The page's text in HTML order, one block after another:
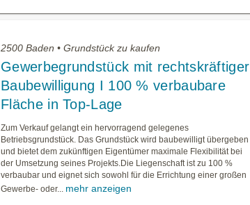
2500 Baden • Grundstück zu kaufen
Gewerbegrundstück mit rechtskräftiger
Baubewilligung I 100 % verbaubare
Fläche in Top-Lage
Zum Verkauf gelangt ein hervorragend gelegenes
Betriebsgrundstück. Das Grundstück wird baubewilligt übergeben
und bietet dem zukünftigen Eigentümer maximale Flexibilität bei
der Umsetzung seines Projekts.Die Liegenschaft ist zu 100 %
verbaubar und eignet sich sowohl für die Errichtung einer großen
Gewerbe- oder... mehr anzeigen